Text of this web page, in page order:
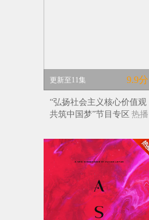
更新至11集 9.9分
“弘扬社会主义核心价值观
共筑中国梦”节目专区 热播